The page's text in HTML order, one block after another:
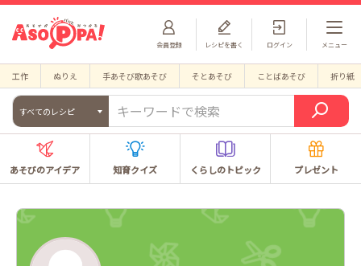
会員登録 ログイン
レシピを書く メニュー
工作 ぬりえ 手あそび歌あそび そとあそび ことばあそび 折り紙
すべてのレシピ
あそびのアイデア 知育クイズ くらしのトピック プレゼント